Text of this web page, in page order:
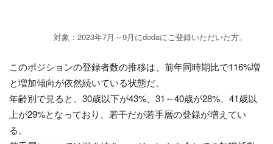
対象：2023年7月～9月にdodaにご登録いただいた方。
このポジションの登録者数の推移は、前年同時期比で116%増
と増加傾向が依然続いている状態だ。
年齢別で見ると、30歳以下が43%、31～40歳が28%、41歳以
上が29%となっており、若干だが若手層の登録が増えてい
る。